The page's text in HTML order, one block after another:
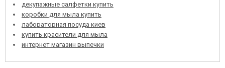
декупажные салфетки купить
коробки для мыла купить
лабораторная посуда киев
купить красители для мыла
интернет магазин выпечки